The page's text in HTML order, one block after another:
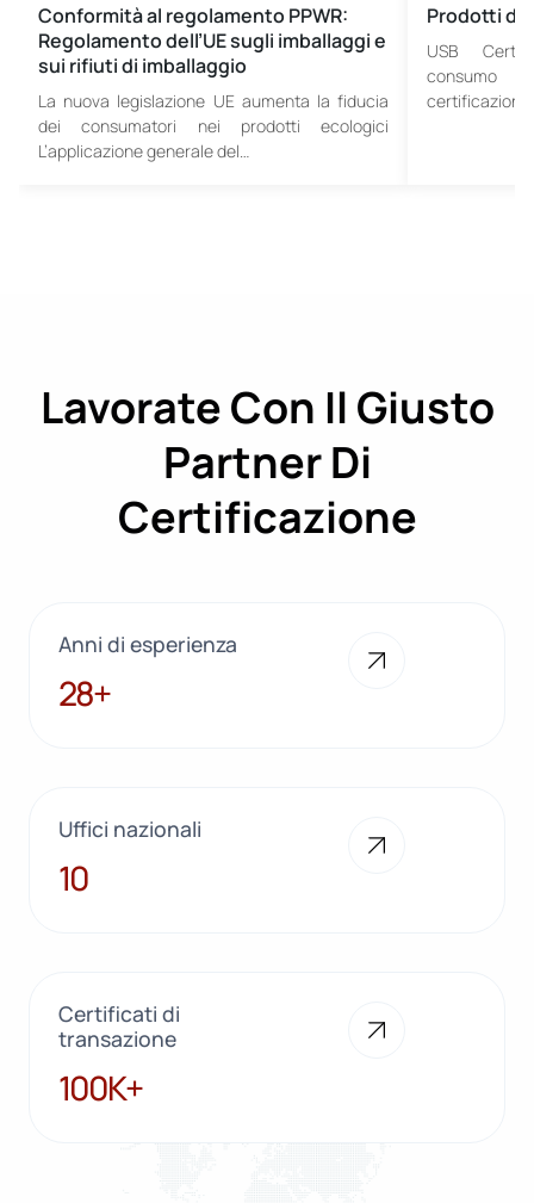
Conformità al regolamento PPWR:
Regolamento dell’UE sugli imballaggi e
sui rifiuti di imballaggio
La nuova legislazione UE aumenta la fiducia
dei consumatori nei prodotti ecologici
L’applicazione generale del…
Prodotti di
USB
consumo
certificazione
Lavorate Con Il Giusto
Partner Di
Certificazione
Anni di esperienza
28+
28+
Uffici nazionali
10
10
Certificati di
transazione
100K+
100K+